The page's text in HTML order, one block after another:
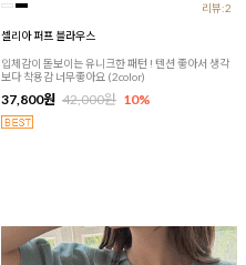
리뷰:2
셀리아 퍼프 블라우스
입체감이 돋보이는 유니크한 패턴 ! 텐션 좋아서 생각
보다 착용감 너무좋아요 (2color)
37,800원 42,000원 10%